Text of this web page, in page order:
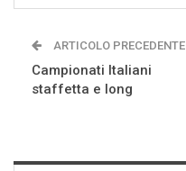
ARTICOLO PRECEDENTE
Campionati Italiani
staffetta e long